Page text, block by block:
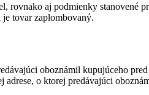
aj podmienky stanovené
tovar zaplombovaný.
oboznámil kupujúceho
o ktorej predávajúci